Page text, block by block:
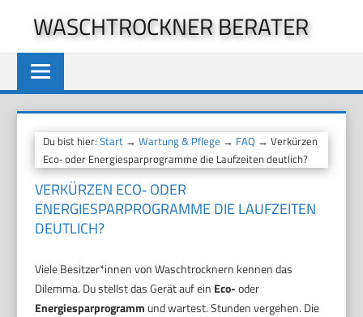
springen
WASCHTROCKNER BERATER
Du bist hier:Start →Wartung & Pflege → FAQ → Verkürzen
Eco‑ oder Energiesparprogramme die Laufzeiten deutlich?
VERKÜRZEN ECO‑ ODER
ENERGIESPARPROGRAMME DIE LAUFZEITEN
DEUTLICH?
Viele Besitzer*innen von Waschtrocknern kennen das
Dilemma. Du stellst das Gerät auf ein Eco-oder
Energiesparprogramm und wartest. Stunden vergehen. Die